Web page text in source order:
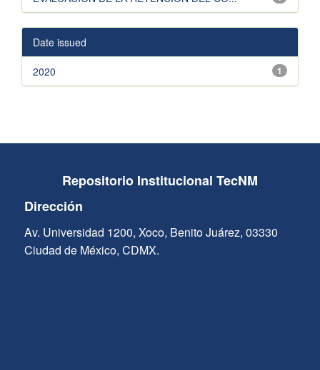
Date issued
1
2020
Repositorio Institucional TecNM
Dirección
Av. Universidad 1200, Xoco, Benito Juárez, 03330
Ciudad de México, CDMX.